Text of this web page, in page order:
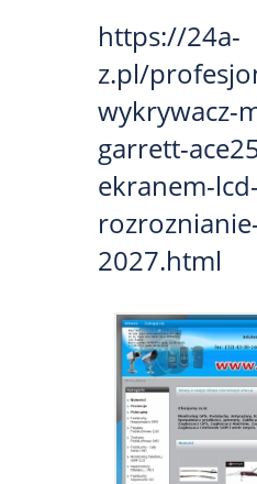
https://24a-
z.pl/
wykrywacz-
garrett-
ekranem-lcd-
2027.html